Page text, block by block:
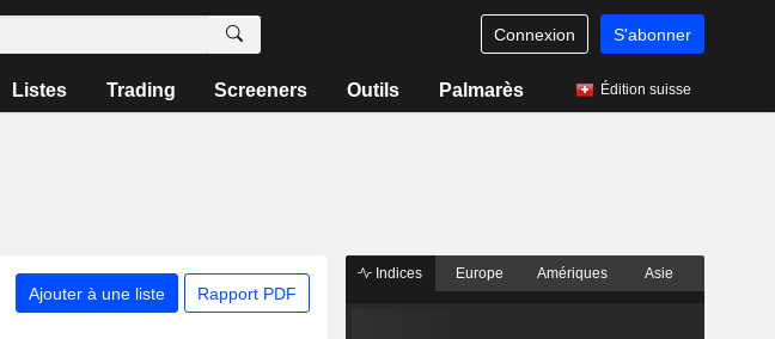
Connexion S'abonner
Listes Trading Screeners Outils Palmarès Édition suisse
Ajouter à une liste Rapport PDF
Indices Europe Amériques Asie